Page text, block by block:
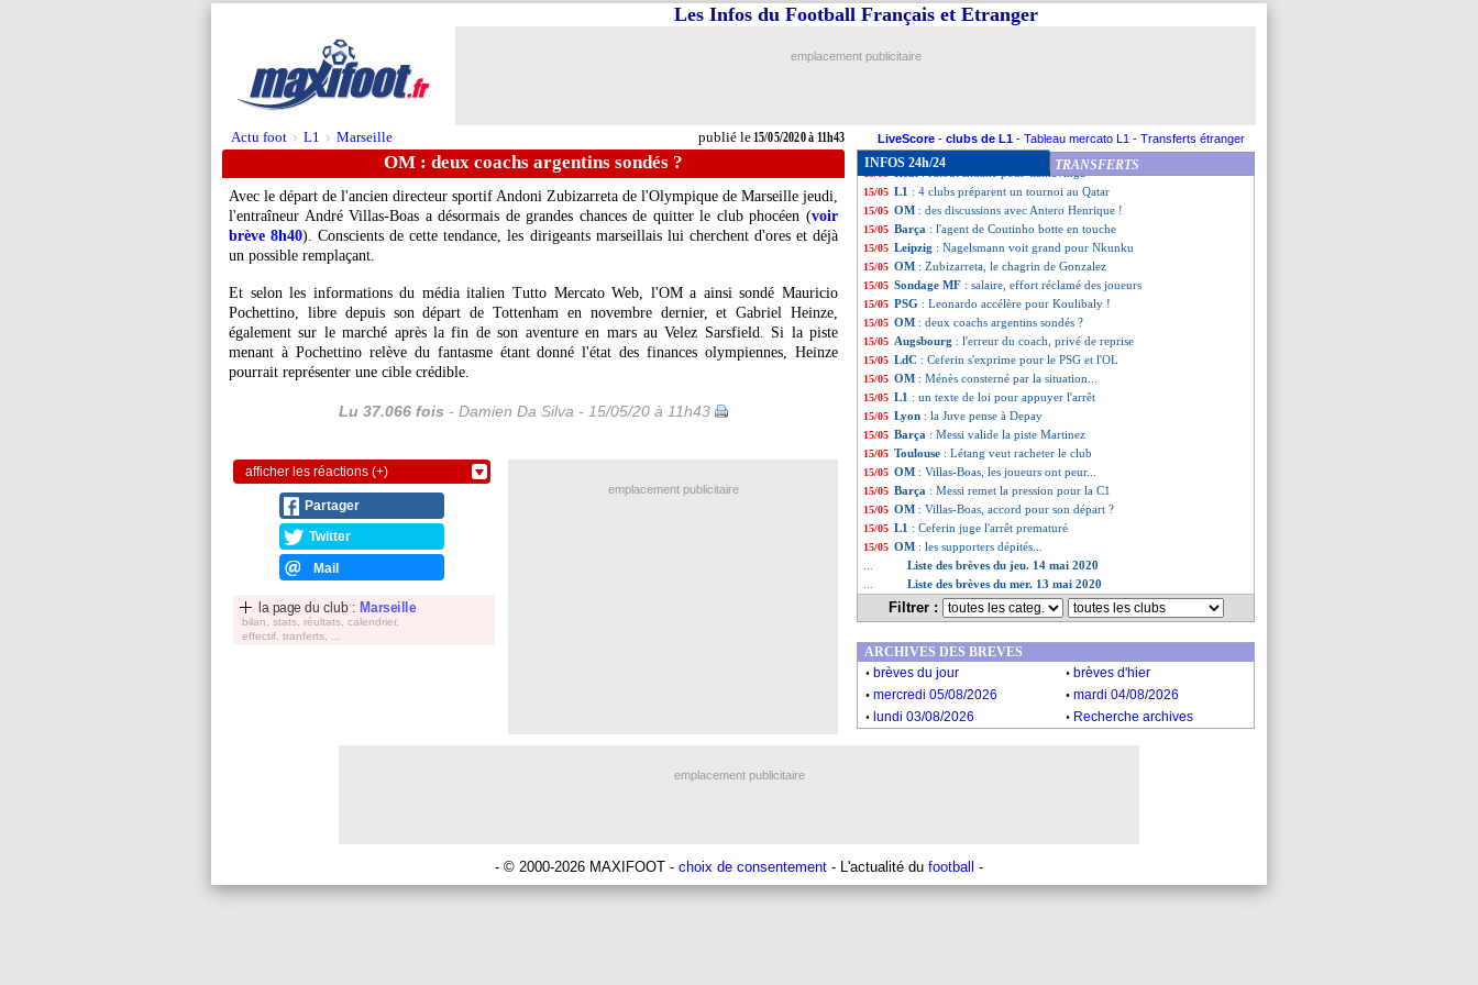
Actu foot > L1 > Marseille publié le15/05/2020 à 11h43
Les Infos du Football Français et Etranger
emplacement publicitaire
LiveScore - clubs de L1 - Tableau mercato L1 - Transferts étranger
OM : deux coachs argentins sondés ?
Avec le départ de l'ancien directeur sportif Andoni Zubizarreta de l'Olympique de Marseille jeudi,
l'entraîneur André Villas-Boas a désormais de grandes chances de quitter le club phocéen (voir
brève 8h40). Conscients de cette tendance, les dirigeants marseillais lui cherchent d'ores et déjà
un possible remplaçant.
Et selon les informations du média italien Tutto Mercato Web, l'OM a ainsi sondé Mauricio
Pochettino, libre depuis son départ de Tottenham en novembre dernier, et Gabriel Heinze,
également sur le marché après la fin de son aventure en mars au Velez Sarsfield. Si la piste
menant à Pochettino relève du fantasme étant donné l'état des finances olympiennes, Heinze
pourrait représenter une cible crédible.
Lu 37.066 fois - Damien Da Silva - 15/05/20 à 11h43
afficher les réactions (+)
Partager
Twitter
Mail
la page du club : Marseille
bilan, stats, réultats, calendrier,
effectif, tranferts, ...
INFOS 24h/24 TRANSFERTS
15/05 PSG: futur de Neymar, l'avis de Felipe Melo
15/05 Real: un départ libre pour Bale ?
15/05 Nantes
15/05 Barça: Todibo prêt à rester à Schalke
15/05 OM: Séville fait de Sarr une priorité
: l'atout Zidane pour Camavinga
15/05 L1 : 4 clubs préparent un tournoi au Qatar
15/05 OM : des discussions avec Antero Henrique !
15/05 Barça : l'agent de Coutinho botte en touche
15/05 Leipzig : Nagelsmann voit grand pour Nkunku
15/05 OM : Zubizarreta, le chagrin de Gonzalez
15/05 Sondage MF : salaire, effort réclamé des joueurs
15/05 PSG : Leonardo accélère pour Koulibaly !
15/05 OM : deux coachs argentins sondés ?
15/05 Augsbourg : l'erreur du coach, privé de reprise
15/05 LdC : Ceferin s'exprime pour le PSG et l'OL
15/05 OM : Ménès consterné par la situation...
15/05 L1 : un texte de loi pour appuyer l'arrêt
15/05 Lyon : la Juve pense à Depay
15/05 Barça : Messi valide la piste Martinez
15/05 Toulouse : Létang veut racheter le club
15/05 OM : Villas-Boas, les joueurs ont peur...
15/05 Barça : Messi remet la pression pour la C1
15/05 OM : Villas-Boas, accord pour son départ ?
15/05 L1 : Ceferin juge l'arrêt prematuré
15/05 OM : les supporters dépités...
Liste des brèves du jeu. 14 mai 2020
Liste des brèves du mer. 13 mai 2020
Filtrer :
emplacement publicitaire
ARCHIVES DES BREVES
. brèves du jour . brèves d'hier
. mercredi 05/08/2026 . mardi 04/08/2026
. lundi 03/08/2026 . Recherche archives
emplacement publicitaire
- © 2000-2026 MAXIFOOT - choix de consentement - L'actualité du football -